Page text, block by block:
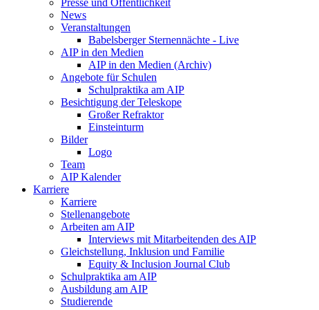
Presse und Öffentlichkeit
News
Veranstaltungen
Babelsberger Sternennächte - Live
AIP in den Medien
AIP in den Medien (Archiv)
Angebote für Schulen
Schulpraktika am AIP
Besichtigung der Teleskope
Großer Refraktor
Einsteinturm
Bilder
Logo
Team
AIP Kalender
Karriere
Karriere
Stellenangebote
Arbeiten am AIP
Interviews mit Mitarbeitenden des AIP
Gleichstellung, Inklusion und Familie
Equity & Inclusion Journal Club
Schulpraktika am AIP
Ausbildung am AIP
Studierende